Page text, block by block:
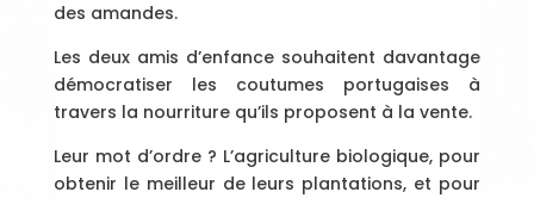
des amandes.
Les deux amis d’enfance souhaitent davantage
démocratiser les coutumes portugaises à
travers la nourriture qu’ils proposent à la vente.
Leur mot d’ordre ? L’agriculture biologique, pour
obtenir le meilleur de leurs plantations, et pour